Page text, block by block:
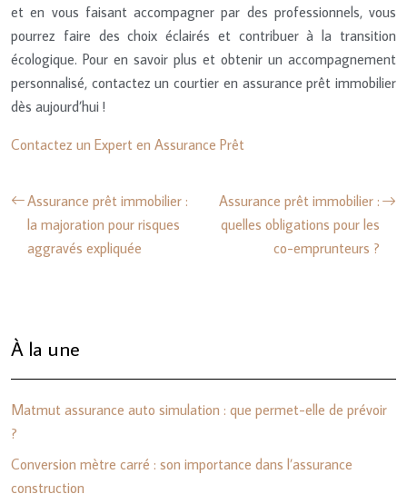
et en vous faisant accompagner par des professionnels, vous
pourrez faire des choix éclairés et contribuer à la transition
écologique. Pour en savoir plus et obtenir un accompagnement
personnalisé, contactez un courtier en assurance prêt immobilier
dès aujourd’hui !
Contactez un Expert en Assurance Prêt
Assurance prêt immobilier :
la majoration pour risques
aggravés expliquée
Assurance prêt immobilier :
quelles obligations pour les
co-emprunteurs ?
À la une
Matmut assurance auto simulation : que permet-elle de prévoir
?
Conversion mètre carré : son importance dans l’assurance
construction